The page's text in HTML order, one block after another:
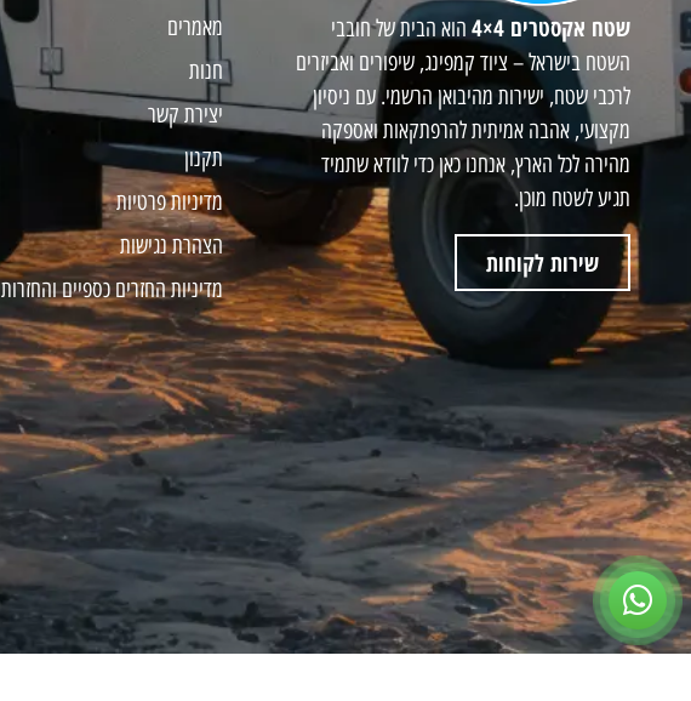
שטח אקסטרים 4×4
הוא הבית של חובבי
השטח בישראל – ציוד קמפינג, שיפורים ואביזרים
לרכבי שטח, ישירות מהיבואן הרשמי. עם ניסיון
מקצועי, אהבה אמיתית להרפתקאות ואספקה
מהירה לכל הארץ, אנחנו כאן כדי לוודא שתמיד
תגיע לשטח מוכן.
שירות לקוחות
מאמרים
חנות
יצירת קשר
תקנון
מדיניות פרטיות
הצהרת נגישות
מדיניות החזרים כספיים והחזרות